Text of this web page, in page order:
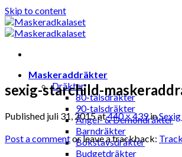
Skip to content
Maskeraddräkter
Dräkter
80-talsdräkter
90-talsdräkter
Ängel- & Demondräkter
Barndräkter
Bokstavsdräkter
Budgetdräkter
sexig-starchild-
Published juli 31, 2015at440 × 439in
Post a commentor leave a trackback: